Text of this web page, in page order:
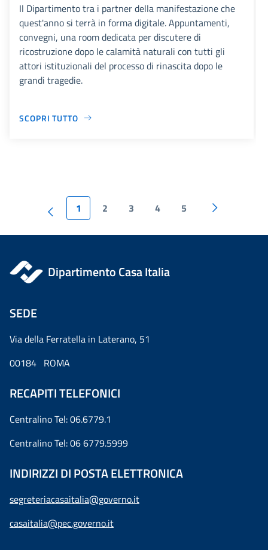
Il Dipartimento tra i partner della manifestazione che
quest'anno si terrà in forma digitale. Appuntamenti,
convegni, una room dedicata per discutere di
ricostruzione dopo le calamità naturali con tutti gli
attori istituzionali del processo di rinascita dopo le
grandi tragedie.
SCOPRI TUTTO
1 2 3 4 5
Dipartimento Casa Italia
SEDE
Via della Ferratella in Laterano, 51
00184 ROMA
RECAPITI TELEFONICI
Centralino Tel: 06.6779.1
Centralino Tel: 06 6779.5999
INDIRIZZI DI POSTA ELETTRONICA
segreteriacasaitalia@governo.it
casaitalia@pec.governo.it